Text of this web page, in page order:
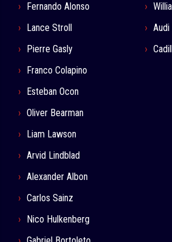
Fernando Alonso
Lance Stroll
Pierre Gasly
Franco Colapino
Esteban Ocon
Oliver Bearman
Liam Lawson
Arvid Lindblad
Alexander Albon
Carlos Sainz
Nico Hulkenberg
Audi